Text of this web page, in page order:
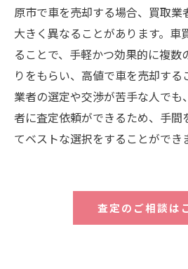
原市で車を売却する場合、買取業
大きく異なることがあります。車
ることで、手軽かつ効果的に複数
りをもらい、高値で車を売却する
業者の選定や交渉が苦手な人でも
者に査定依頼ができるため、手間
てベストな選択をすることができ
査定のご相談は